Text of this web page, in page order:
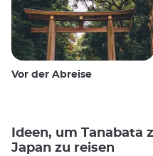
Vor der Abreise
Ideen, um Tanabata
Japan zu reisen